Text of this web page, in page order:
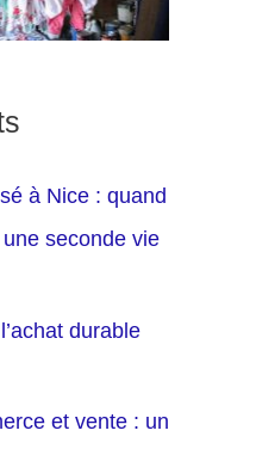
à Nice : quand
seconde vie
durable
et vente : un